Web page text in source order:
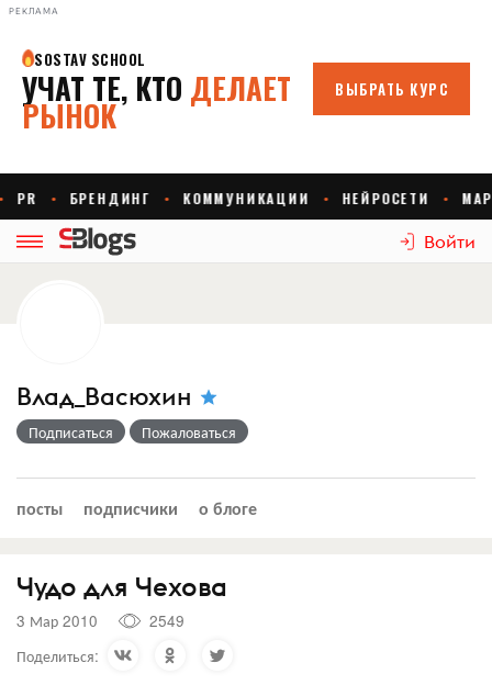
РЕКЛАМА
Войти
Влад_Васюхин
Подписаться Пожаловаться
посты подписчики о блоге
Чудо для Чехова
3 Мар 2010
2549
Поделиться: